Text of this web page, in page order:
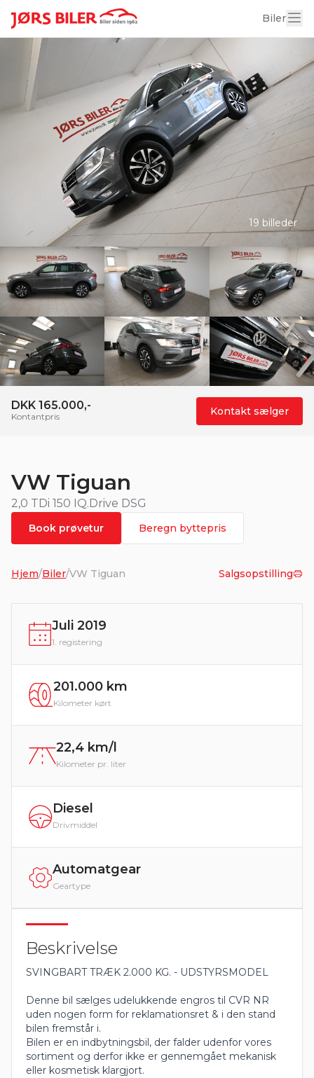
Biler
19 billeder
DKK 165.000,-
Kontantpris Kontakt sælger
VW Tiguan
2,0 TDi 150 IQ.Drive DSG
Book prøvetur Beregn byttepris
Hjem/Biler/VW Tiguan Salgsopstilling
Juli 2019
1. registering
201.000 km
Kilometer kørt
22,4 km/l
Kilometer pr. liter
Diesel
Drivmiddel
Automatgear
Geartype
Beskrivelse
SVINGBART TRÆK 2.000 KG. - UDSTYRSMODEL
Denne bil sælges udelukkende engros til CVR NR
uden nogen form for reklamationsret & i den stand
bilen fremstår i.
Bilen er en indbytningsbil, der falder udenfor vores
sortiment og derfor ikke er gennemgået mekanisk
eller kosmetisk klargjort.